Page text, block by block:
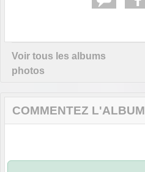
Voir tous les albums
photos
COMMENTEZ L'ALBUM